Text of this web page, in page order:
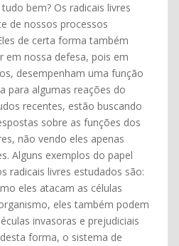
bem? Os radicais livres
de nossos processos
de certa forma também
em nossa defesa, pois em
desempenham uma função
para algumas reações do
recentes, estão buscando
sobre as funções dos
não vendo eles apenas
Alguns exemplos do papel
radicais livres estudados são:
eles atacam as células
eles também podem
invasoras e prejudiciais
forma, o sistema de